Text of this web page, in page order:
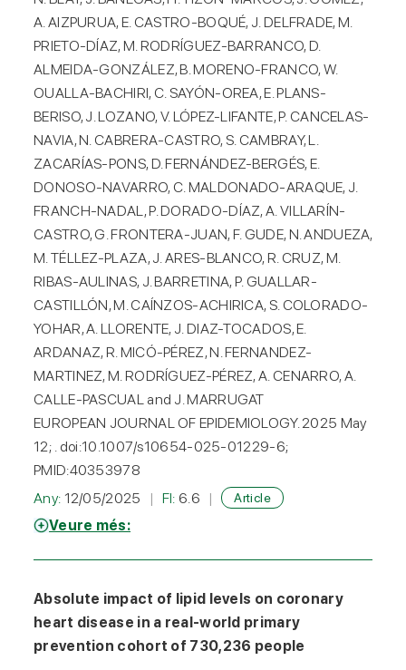
A. AIZPURUA, E. CASTRO-BOQUÉ, J. DELFRADE, M.
PRIETO-DÍAZ, M. RODRÍGUEZ-BARRANCO, D.
ALMEIDA-GONZÁLEZ, B. MORENO-FRANCO, W.
OUALLA-BACHIRI, C. SAYÓN-OREA, E. PLANS-
BERISO, J. LOZANO, V. LÓPEZ-LIFANTE, P. CANCELAS-
NAVIA, N. CABRERA-CASTRO, S. CAMBRAY, L.
ZACARÍAS-PONS, D. FERNÁNDEZ-BERGÉS, E.
DONOSO-NAVARRO, C. MALDONADO-ARAQUE, J.
FRANCH-NADAL, P. DORADO-DÍAZ, A. VILLARÍN-
CASTRO, G. FRONTERA-JUAN, F. GUDE, N. ANDUEZA,
M. TÉLLEZ-PLAZA, J. ARES-BLANCO, R. CRUZ, M.
RIBAS-AULINAS, J. BARRETINA, P. GUALLAR-
CASTILLÓN, M. CAÍNZOS-ACHIRICA, S. COLORADO-
YOHAR, A. LLORENTE, J. DIAZ-TOCADOS, E.
ARDANAZ, R. MICÓ-PÉREZ, N. FERNANDEZ-
MARTINEZ, M. RODRÍGUEZ-PÉREZ, A. CENARRO, A.
CALLE-PASCUAL and J. MARRUGAT
EUROPEAN JOURNAL OF EPIDEMIOLOGY. 2025 May
12; . doi:10.1007/s10654-025-01229-6;
PMID:40353978
Any: 12/05/2025 FI: 6.6 Article
Veure més:
Absolute impact of lipid levels on coronary
heart disease in a real-world primary
prevention cohort of 730,236 people